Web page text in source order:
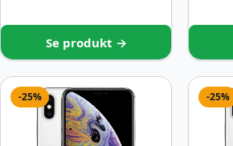
Se produkt →
-25% -25%